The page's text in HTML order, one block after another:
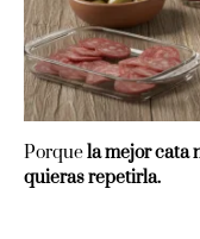
Porquela mejor cata
quieras repetirla.